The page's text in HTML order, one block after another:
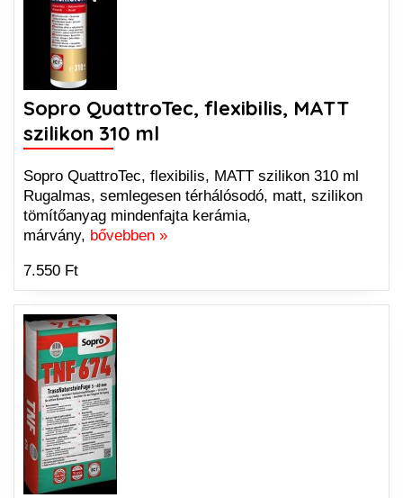
Sopro QuattroTec, flexibilis, MATT
szilikon 310 ml
Sopro QuattroTec, flexibilis, MATT szilikon 310 ml
Rugalmas, semlegesen térhálósodó, matt, szilikon
tömítőanyag mindenfajta kerámia,
márvány, bővebben »
7.550 Ft